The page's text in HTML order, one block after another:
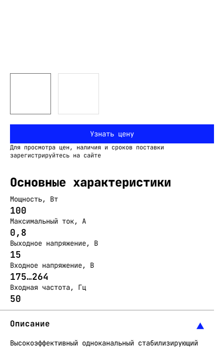
Узнать цену
Для просмотра цен, наличия и сроков поставки
зарегистрируйтесь на сайте
Основные характеристики
Мощность, Вт
100
Максимальный ток, А
0,8
Выходное напряжение, В
15
Входное напряжение, В
175…264
Входная частота, Гц
50
Описание
Высокоэффективный одноканальный стабилизирующий